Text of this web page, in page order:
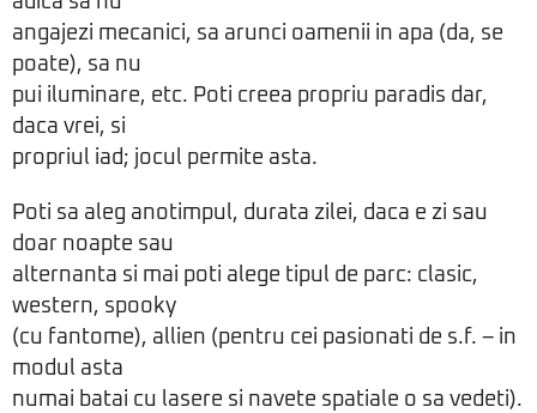
angajezi mecanici, sa arunci oamenii in apa (da, se
poate), sa nu
pui iluminare, etc. Poti creea propriu paradis dar,
daca vrei, si
propriul iad; jocul permite asta.
Poti sa aleg anotimpul, durata zilei, daca e zi sau
doar noapte sau
alternanta si mai poti alege tipul de parc: clasic,
western, spooky
(cu fantome), allien (pentru cei pasionati de s.f. – in
modul asta
numai batai cu lasere si navete spatiale o sa vedeti).